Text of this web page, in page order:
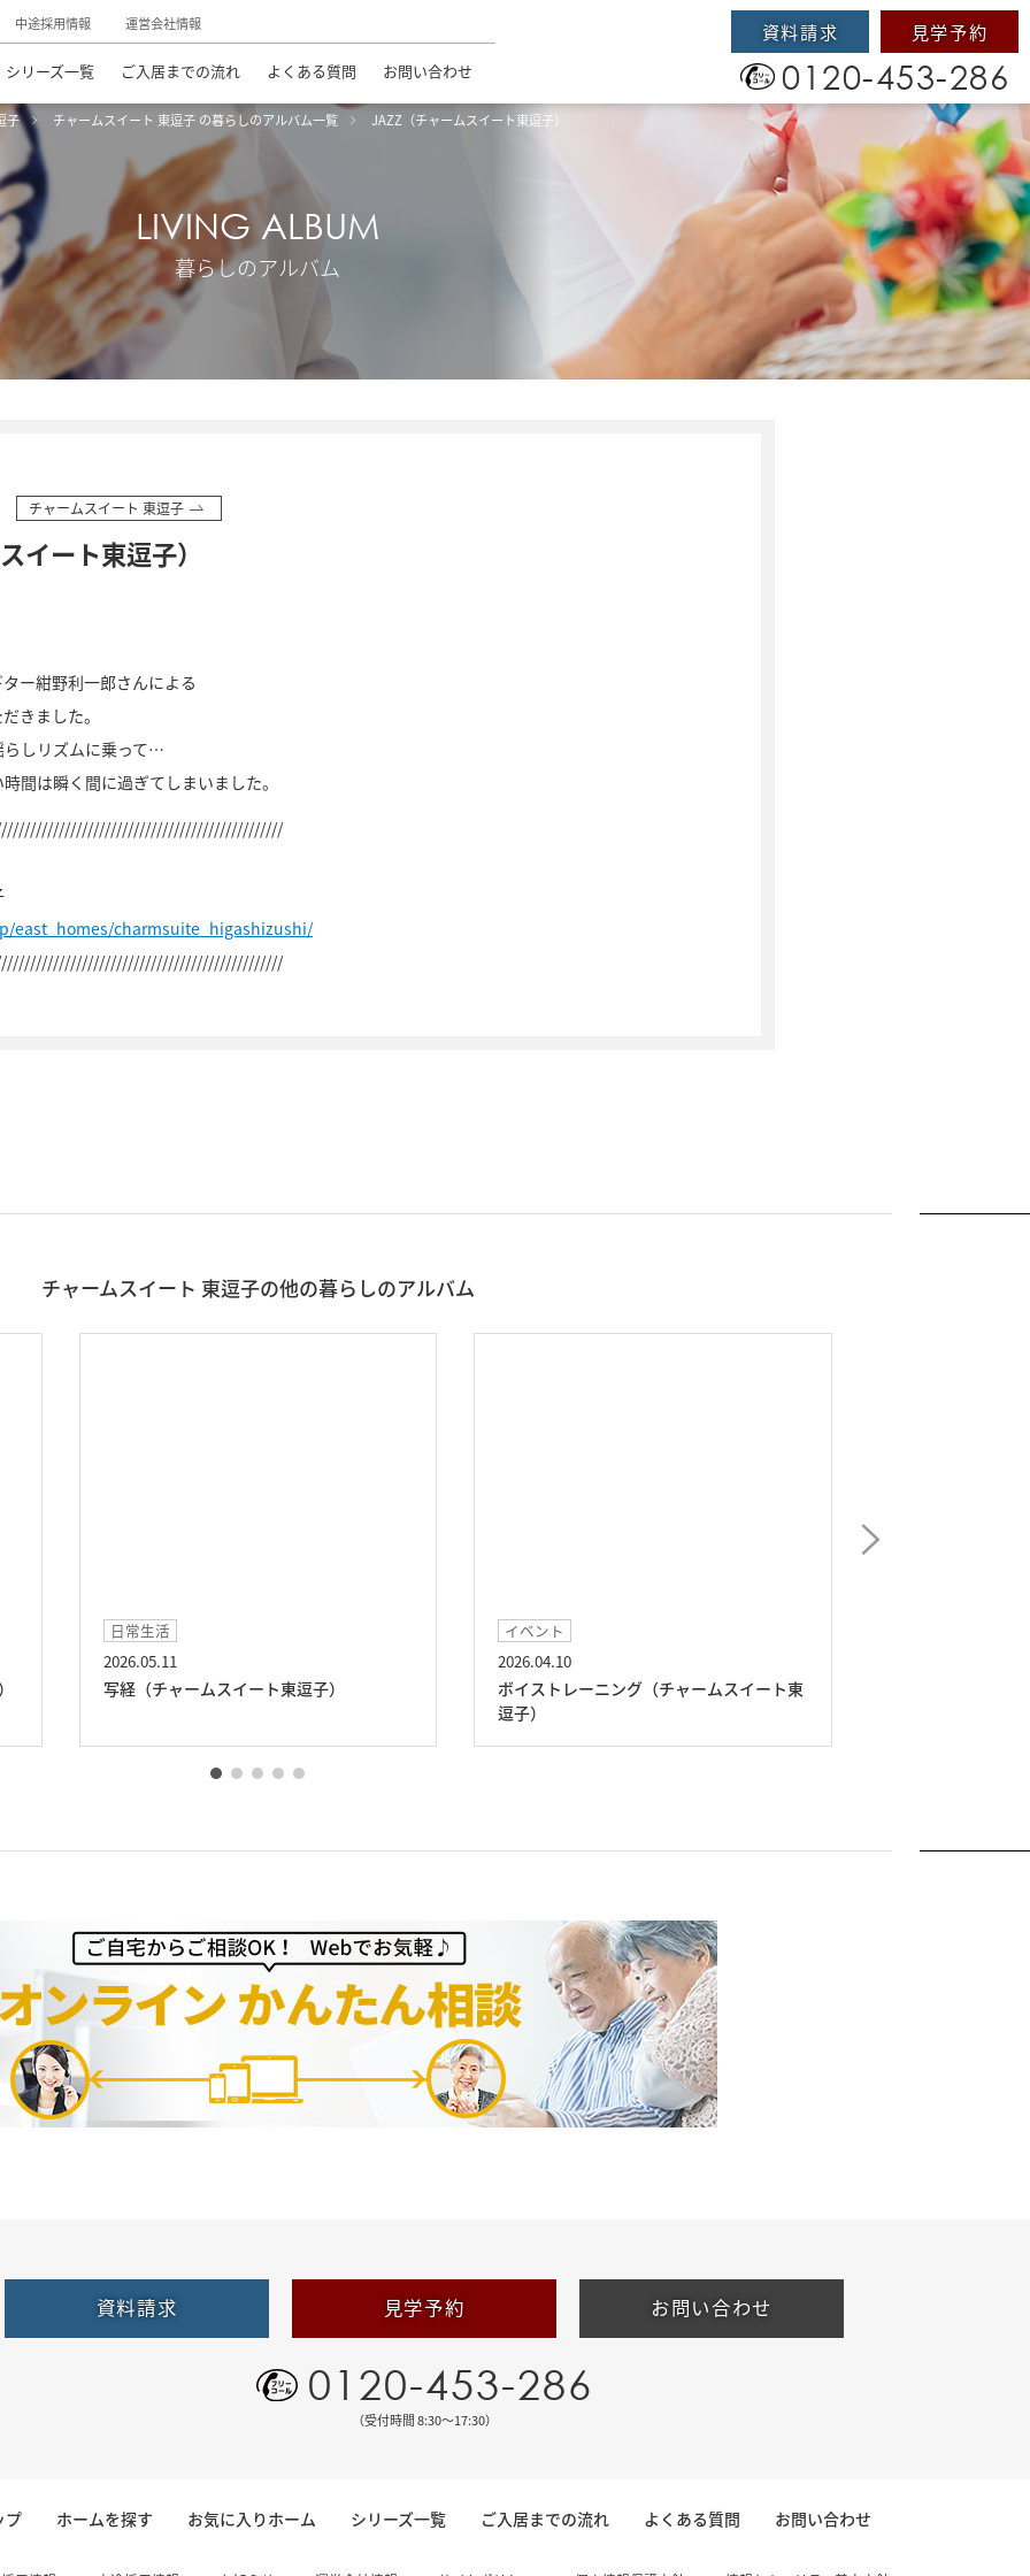
中途採用情報 運営会社情報
シリーズ一覧 ご入居までの流れ よくある質問 お問い合わせ
資料請求 見学予約
0120-453-286
子 チャームスイート 東逗子 の暮らしのアルバム一覧 JAZZ（チャームスイート東逗子）
LIVING ALBUM
暮らしのアルバム
チャームスイート 東逗子
イート東逗子）
ー紺野利一郎さんによる
きました。
しリズムに乗って…
間は瞬く間に過ぎてしまいました。
east_homes/charmsuite_higashizushi/
チャームスイート 東逗子の他の暮らしのアルバム
日常生活
2026.05.11
写経（チャームスイート東逗子）
イベント
2026.04.10
ボイストレーニング（チャームスイート東
逗子）
資料請求 見学予約 お問い合わせ
0120-453-286
（受付時間 8:30〜17:30）
プ ホームを探す お気に入りホーム シリーズ一覧 ご入居までの流れ よくある質問 お問い合わせ